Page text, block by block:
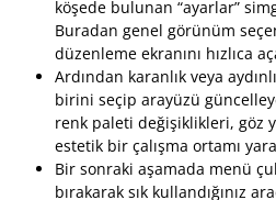
köşede bulunan “ayarlar”
Buradan genel görünüm
düzenleme ekranını hızlıca
Ardından karanlık veya
birini seçip arayüzü
renk paleti değişiklikleri, göz
estetik bir çalışma ortamı
Bir sonraki aşamada menü
bırakarak sık kullandığınız